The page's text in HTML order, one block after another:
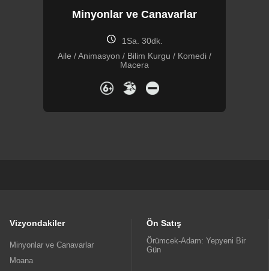
Minyonlar ve Canavarlar
schedule
1Sa. 30dk.
Aile / Animasyon / Bilim Kurgu / Komedi /
Macera
Vizyondakiler
Minyonlar ve Canavarlar
Moana
Ön Satış
Örümcek-Adam: Yepyeni Bir
Gün